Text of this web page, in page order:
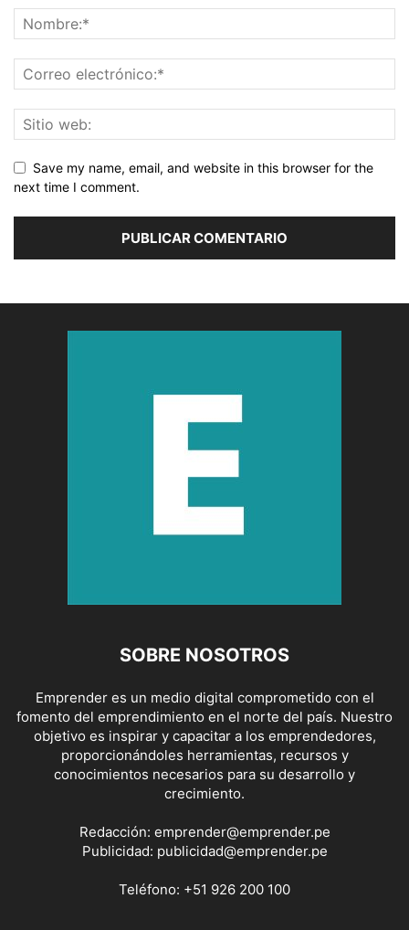
Save my name, email, and website in this browser for the
next time I comment.
SOBRE NOSOTROS
Emprender es un medio digital comprometido con el
fomento del emprendimiento en el norte del país. Nuestro
objetivo es inspirar y capacitar a los emprendedores,
proporcionándoles herramientas, recursos y
conocimientos necesarios para su desarrollo y
crecimiento.
Redacción: emprender@emprender.pe
Publicidad: publicidad@emprender.pe
Teléfono: +51 926 200 100